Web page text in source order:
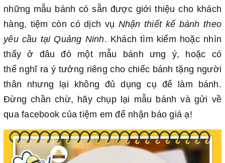
những mẫu bánh có sẵn được giới thiệu cho khách
hàng, tiệm còn có dịch vụ Nhận thiết kế bánh theo
yêu cầu tại Quảng Ninh. Khách tìm kiếm hoặc nhìn
thấy ở đâu đó một mẫu bánh ưng ý, hoặc có
thể nghĩ ra ý tưởng riêng cho chiếc bánh tặng người
thân nhưng lại không đủ dụng cụ để làm bánh.
Đừng chần chừ, hãy chụp lại mẫu bánh và gửi về
qua facebook của tiệm em để nhận báo giá ạ!